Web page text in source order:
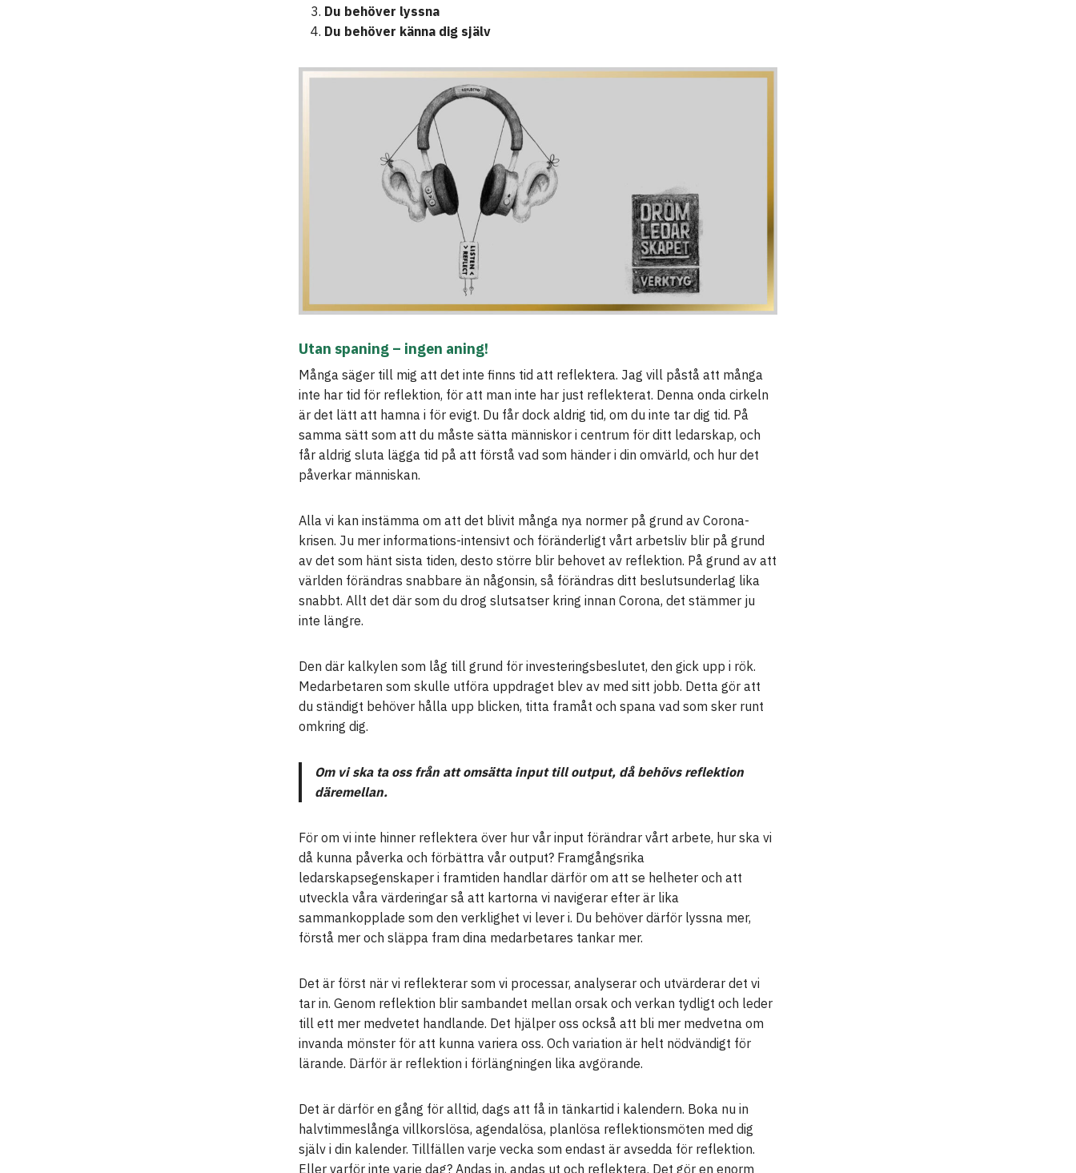
Du behöver lyssna
Du behöver känna dig själv
Utan spaning – ingen aning!
Många säger till mig att det inte finns tid att reflektera. Jag vill påstå att många
inte har tid för reflektion, för att man inte har just reflekterat. Denna onda cirkeln
är det lätt att hamna i för evigt. Du får dock aldrig tid, om du inte tar dig tid. På
samma sätt som att du måste sätta människor i centrum för ditt ledarskap, och
får aldrig sluta lägga tid på att förstå vad som händer i din omvärld, och hur det
påverkar människan.
Alla vi kan instämma om att det blivit många nya normer på grund av Corona-
krisen. Ju mer informations-intensivt och föränderligt vårt arbetsliv blir på grund
av det som hänt sista tiden, desto större blir behovet av reflektion. På grund av att
världen förändras snabbare än någonsin, så förändras ditt beslutsunderlag lika
snabbt. Allt det där som du drog slutsatser kring innan Corona, det stämmer ju
inte längre.
Den där kalkylen som låg till grund för investeringsbeslutet, den gick upp i rök.
Medarbetaren som skulle utföra uppdraget blev av med sitt jobb. Detta gör att
du ständigt behöver hålla upp blicken, titta framåt och spana vad som sker runt
omkring dig.
Om vi ska ta oss från att omsätta input till output, då behövs reflektion
däremellan.
För om vi inte hinner reflektera över hur vår input förändrar vårt arbete, hur ska vi
då kunna påverka och förbättra vår output? Framgångsrika
ledarskapsegenskaper i framtiden handlar därför om att se helheter och att
utveckla våra värderingar så att kartorna vi navigerar efter är lika
sammankopplade som den verklighet vi lever i. Du behöver därför lyssna mer,
förstå mer och släppa fram dina medarbetares tankar mer.
Det är först när vi reflekterar som vi processar, analyserar och utvärderar det vi
tar in. Genom reflektion blir sambandet mellan orsak och verkan tydligt och leder
till ett mer medvetet handlande. Det hjälper oss också att bli mer medvetna om
invanda mönster för att kunna variera oss. Och variation är helt nödvändigt för
lärande. Därför är reflektion i förlängningen lika avgörande.
Det är därför en gång för alltid, dags att få in tänkartid i kalendern. Boka nu in
halvtimmeslånga villkorslösa, agendalösa, planlösa reflektionsmöten med dig
själv i din kalender. Tillfällen varje vecka som endast är avsedda för reflektion.
Eller varför inte varje dag? Andas in, andas ut och reflektera. Det gör en enorm